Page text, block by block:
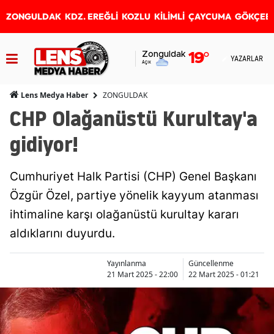
ZONGULDAK KDZ. EREĞLİ KOZLU KİLİMLİ ÇAYCUMA
Zonguldak
Açık 19° YAZARLAR
Lens Medya Haber ZONGULDAK
CHP Olağanüstü Kurultay'a
gidiyor!
Cumhuriyet Halk Partisi (CHP) Genel Başkanı
Özgür Özel, partiye yönelik kayyum atanması
ihtimaline karşı olağanüstü kurultay kararı
aldıklarını duyurdu.
Yayınlanma
21 Mart 2025 - 22:00
Güncellenme
22 Mart 2025 - 01:21